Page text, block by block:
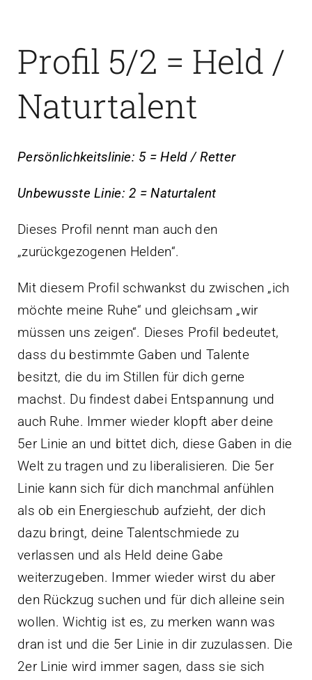
Profil 5/2 = Held /
Naturtalent
Persönlichkeitslinie: 5 = Held / Retter
Unbewusste Linie: 2 = Naturtalent
Dieses Profil nennt man auch den
„zurückgezogenen Helden“.
Mit diesem Profil schwankst du zwischen „ich
möchte meine Ruhe“ und gleichsam „wir
müssen uns zeigen“. Dieses Profil bedeutet,
dass du bestimmte Gaben und Talente
besitzt, die du im Stillen für dich gerne
machst. Du findest dabei Entspannung und
auch Ruhe. Immer wieder klopft aber deine
5er Linie an und bittet dich, diese Gaben in die
Welt zu tragen und zu liberalisieren. Die 5er
Linie kann sich für dich manchmal anfühlen
als ob ein Energieschub aufzieht, der dich
dazu bringt, deine Talentschmiede zu
verlassen und als Held deine Gabe
weiterzugeben. Immer wieder wirst du aber
den Rückzug suchen und für dich alleine sein
wollen. Wichtig ist es, zu merken wann was
dran ist und die 5er Linie in dir zuzulassen. Die
2er Linie wird immer sagen, dass sie sich